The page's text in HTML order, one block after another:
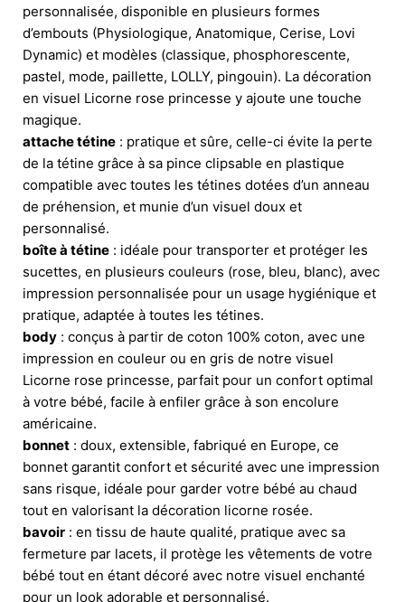
personnalisée, disponible en plusieurs formes
d’embouts (Physiologique, Anatomique, Cerise, Lovi
Dynamic) et modèles (classique, phosphorescente,
pastel, mode, paillette, LOLLY, pingouin). La décoration
en visuel Licorne rose princesse y ajoute une touche
magique.
attache tétine : pratique et sûre, celle-ci évite la perte
de la tétine grâce à sa pince clipsable en plastique
compatible avec toutes les tétines dotées d’un anneau
de préhension, et munie d’un visuel doux et
personnalisé.
boîte à tétine : idéale pour transporter et protéger les
sucettes, en plusieurs couleurs (rose, bleu, blanc), avec
impression personnalisée pour un usage hygiénique et
pratique, adaptée à toutes les tétines.
body : conçus à partir de coton 100% coton, avec une
impression en couleur ou en gris de notre visuel
Licorne rose princesse, parfait pour un confort optimal
à votre bébé, facile à enfiler grâce à son encolure
américaine.
bonnet : doux, extensible, fabriqué en Europe, ce
bonnet garantit confort et sécurité avec une impression
sans risque, idéale pour garder votre bébé au chaud
tout en valorisant la décoration licorne rosée.
bavoir : en tissu de haute qualité, pratique avec sa
fermeture par lacets, il protège les vêtements de votre
bébé tout en étant décoré avec notre visuel enchanté
pour un look adorable et personnalisé.